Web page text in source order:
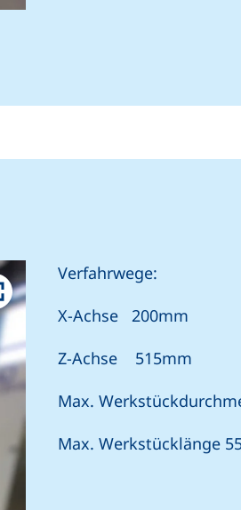
Verfahrwege:
X-Achse 200mm
Z-Achse 515mm
Max.
Max. Werkstücklänge